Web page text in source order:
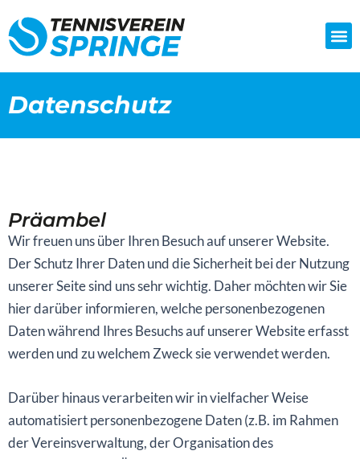
Inhalt
springen
Datenschutz
Präambel
Wir freuen uns über Ihren Besuch auf unserer Website.
Der Schutz Ihrer Daten und die Sicherheit bei der Nutzung
unserer Seite sind uns sehr wichtig. Daher möchten wir Sie
hier darüber informieren, welche personenbezogenen
Daten während Ihres Besuchs auf unserer Website erfasst
werden und zu welchem Zweck sie verwendet werden.
Darüber hinaus verarbeiten wir in vielfacher Weise
automatisiert personenbezogene Daten (z.B. im Rahmen
der Vereinsverwaltung, der Organisation des